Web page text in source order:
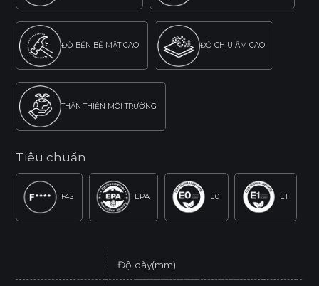
ĐỘ BỀN BỀ MẶT CAO ĐỘ CHỊU ẨM CAO
THÂN THIỆN MÔI TRƯỜNG
Tiêu chuẩn
F4S EPA E0 E1
Độ dày(mm)